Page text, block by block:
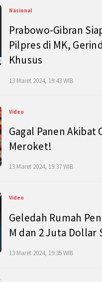
Nasional
Prabowo-Gibran
Pilpres di MK,
Khusus
13 Maret 2024, 19:43 WIB
Video
Gagal Panen Akibat
Meroket!
13 Maret 2024, 19:37 WIB
Video
Geledah Rumah
M dan 2 Juta Dollar
13 Maret 2024, 19:35 WIB